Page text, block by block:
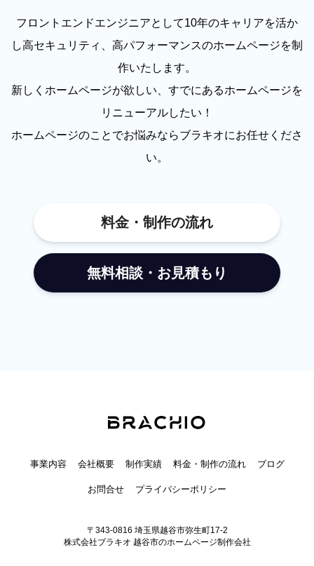
フロントエンドエンジニアとして10年のキャリアを活か
し高セキュリティ、高パフォーマンスのホームページを制
作いたします。
新しくホームページが欲しい、すでにあるホームページを
リニューアルしたい！
ホームページのことでお悩みならブラキオにお任せくださ
い。
料金・制作の流れ
無料相談・お見積もり
事業内容 会社概要 制作実績 料金・制作の流れ ブログ
お問合せ プライバシーポリシー
〒343-0816 埼玉県越谷市弥生町17-2
株式会社ブラキオ 越谷市のホームページ制作会社